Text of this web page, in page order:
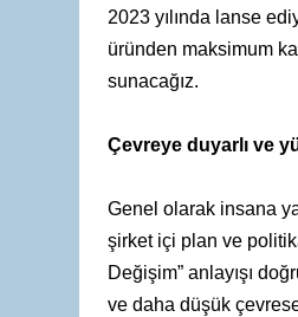
2023 yılında lanse
üründen maksimum
sunacağız.
Çevreye duyarlı ve
Genel olarak insana
şirket içi plan ve
Değişim” anlayışı
ve daha düşük